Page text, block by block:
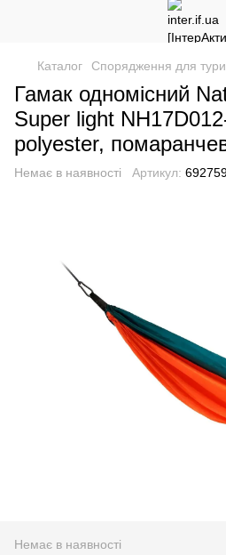
Каталог Спорядження для
Гамак одномісний
Super light
polyester,
Немає в наявності Артикул:
Немає в наявності